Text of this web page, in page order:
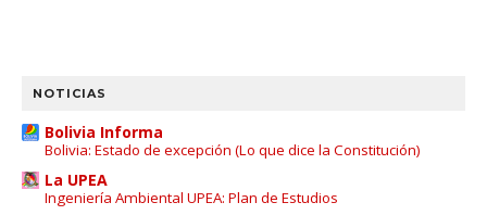
NOTICIAS
Bolivia Informa
Bolivia: Estado de excepción (Lo que dice la Constitución)
La UPEA
Ingeniería Ambiental UPEA: Plan de Estudios